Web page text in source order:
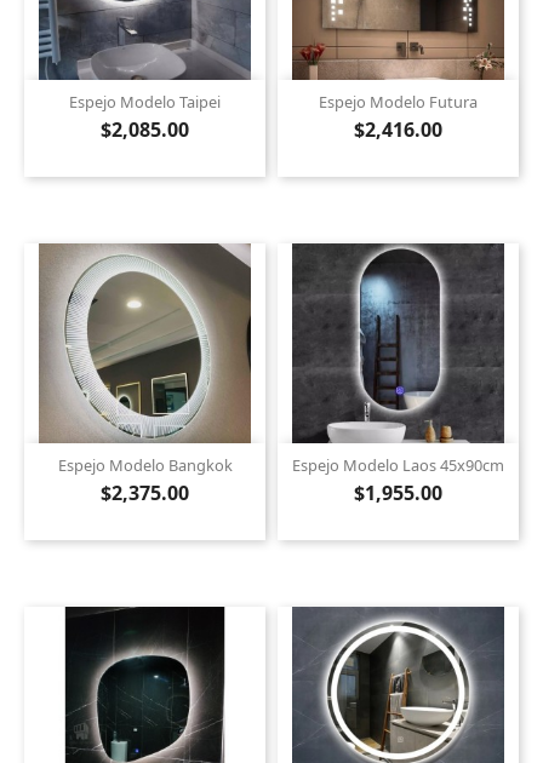
Espejo Modelo Taipei
$2,085.00
Espejo Modelo Futura
$2,416.00
Espejo Modelo Bangkok
$2,375.00
Espejo Modelo Laos 45x90cm
$1,955.00